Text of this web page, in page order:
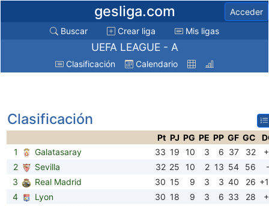
gesliga.com
Acceder
Buscar
Crear liga Mis ligas
UEFA LEAGUE - A
Clasificación Calendario
Clasificación
Pt PJ PG PE PP GF GC
1
Galatasaray 33 19 10 3 6 37 32
2
Sevilla 32 25 10 2 13 54 56
3
Real Madrid 30 15 9 3 3 40 26
4
Lyon 30 18 9 3 6 33 28